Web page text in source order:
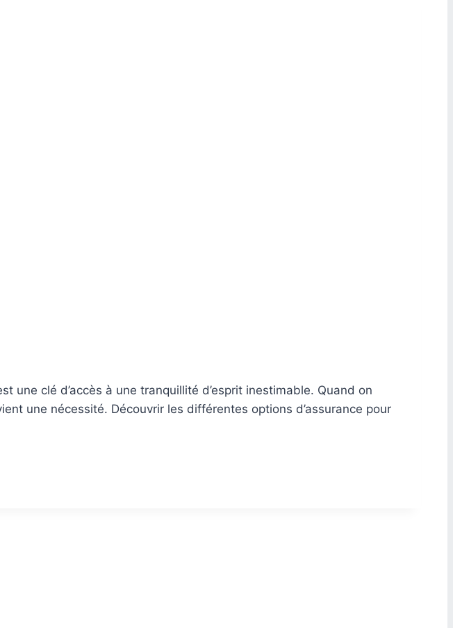
une clé d’accès à une tranquillité d’esprit inestimable. Quand on
une nécessité. Découvrir les différentes options d’assurance pour